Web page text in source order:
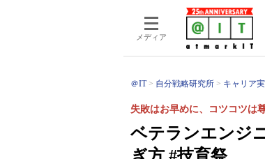
メディア
＠IT 自分戦略研究所 キャリア
ベテランエンジ
失敗はお早めに、コツコツは